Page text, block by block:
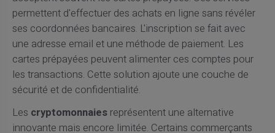
permettent d'effectuer des achats en ligne sans révéler
ses coordonnées bancaires. L'inscription se fait avec
une adresse email et une méthode de paiement. Les
cartes prépayées peuvent alimenter ces comptes pour
les transactions. Cette solution ajoute une couche de
sécurité et de confidentialité.
Les cryptomonnaiesreprésentent une alternative
innovante mais encore limitée. Certains commerçants